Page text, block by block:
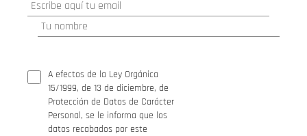
A efectos de la Ley Orgánica
15/1999, de 13 de diciembre, de
Protección de Datos de Carácter
Personal, se le informa que los
datos recabados por este